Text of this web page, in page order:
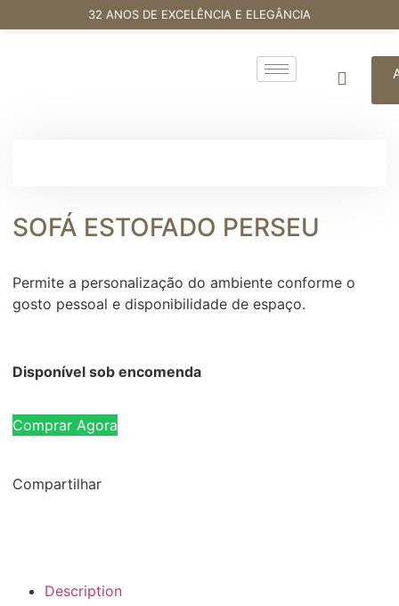
32 ANOS DE EXCELÊNCIA E ELEGÂNCIA
SOFÁ ESTOFADO PERSEU
Permite a personalização do ambiente conforme o
gosto pessoal e disponibilidade de espaço.
Disponível sob encomenda
Comprar Agora
Compartilhar
Description